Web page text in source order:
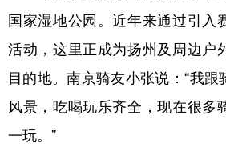
国家湿地公园。近年来通过引入
活动，这里正成为扬州及周边户
目的地。南京骑友小张说：“我跟
风景，吃喝玩乐齐全，现在很多
一玩。”